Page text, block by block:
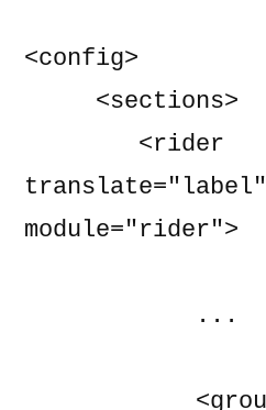
<config>
translate="label"
module="rider">